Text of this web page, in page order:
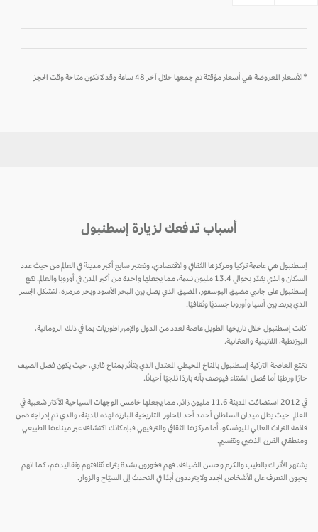
*الأسعار المعروضة هي أسعار مؤقتة تم جمعها خلال آخر 48 ساعة وقد لا تكون متاحة وقت الحجز
أسباب تدفعك لزيارة إسطنبول
إسطنبول هي عاصمة تركيا ومركزها الثقافي والاقتصادي، وتعتبر سابع أكبر مدينة في العالم من حيث عدد
السكان والذي يقدّر بحوالي 13.4 مليون نسمة، مما يجعلها واحدة من أكبر المدن في أوروبا والعالم. تقع
إسطنبول على جانبي مضيق البوسفور، المضيق الذي يصل بين البحر الأسود وبحر مرمرة، لتشكل الجسر
الذي يربط بين آسيا وأوروبا جسديًا وثقافيًا.
كانت إسطنبول خلال تاريخها الطويل عاصمة لعدد من الدول والإمبراطوريات بما في ذلك الرومانية،
البيزنطية، اللاتينية والعثمانية.
تتمتع العاصمة التركية إسطنبول بالمناخ المحيطي المعتدل الذي يتأثر بمناخ قاري، حيث يكون فصل الصيف
حارًا ورطبًا أما فصل الشتاء فيوصف بأنه باردًا ثلجيًا أحيانًا.
في 2012 استضافت المدينة 11.6 مليون زائر، مما يجعلها خامس الوجهات السياحية الأكثر شعبية في
العالم. حيث يظل ميدان السلطان أحمد أحد المحاور التاريخية البارزة لهذه المدينة، والذي تم إدراجه ضمن
قائمة التراث العالمي لليونسكو، أما مركزها الثقافي والترفيهي فبإمكانك اكتشافه عبر ميناءها الطبيعي
ومنطقتي القرن الذهبي وتقسيم.
يشتهر الأتراك بالطيب والكرم وحسن الضيافة. فهم فخورون بشدة بثراء ثقافتهم وتقاليدهم، كما انهم
يحبون التعرف على الأشخاص الجدد ولا يترددون أبدًا في التحدث إلى السيّاح والزوار.